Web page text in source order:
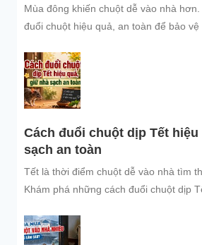
Mùa đông khiến chuột dễ vào nhà
đuổi chuột hiệu quả, an toàn để bảo
Cách đuổi chuột dịp Tết
sạch an toàn
Tết là thời điểm chuột dễ vào nhà tìm
Khám phá những cách đuổi chuột dịp
đình và đón năm mới an tâm.